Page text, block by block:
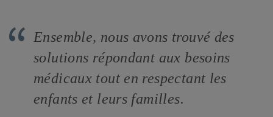
Ensemble, nous avons trouvé des
solutions répondant aux besoins
médicaux tout en respectant les
enfants et leurs familles.